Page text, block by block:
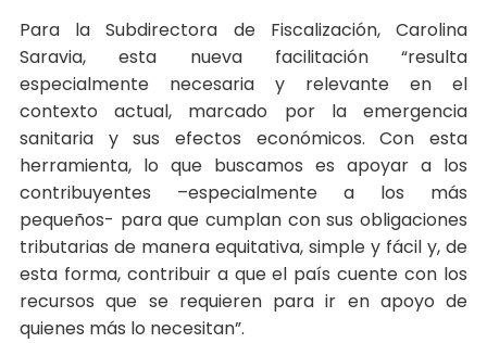
Para la Subdirectora de Fiscalización, Carolina
Saravia, esta nueva facilitación “resulta
especialmente necesaria y relevante en el
contexto actual, marcado por la emergencia
sanitaria y sus efectos económicos. Con esta
herramienta, lo que buscamos es apoyar a los
contribuyentes –especialmente a los más
pequeños- para que cumplan con sus obligaciones
tributarias de manera equitativa, simple y fácil y, de
esta forma, contribuir a que el país cuente con los
recursos que se requieren para ir en apoyo de
quienes más lo necesitan”.